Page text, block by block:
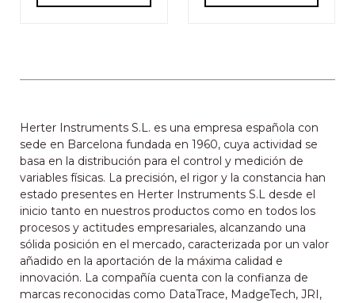
Herter Instruments S.L. es una empresa española con
sede en Barcelona fundada en 1960, cuya actividad se
basa en la distribución para el control y medición de
variables físicas. La precisión, el rigor y la constancia han
estado presentes en Herter Instruments S.L desde el
inicio tanto en nuestros productos como en todos los
procesos y actitudes empresariales, alcanzando una
sólida posición en el mercado, caracterizada por un valor
añadido en la aportación de la máxima calidad e
innovación. La compañía cuenta con la confianza de
marcas reconocidas como DataTrace, MadgeTech, JRI,